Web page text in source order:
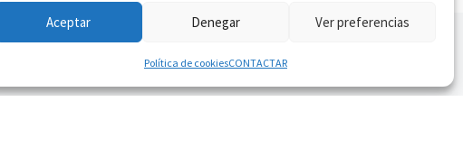
Aceptar Denegar Ver preferencias
Política de cookiesCONTACTAR